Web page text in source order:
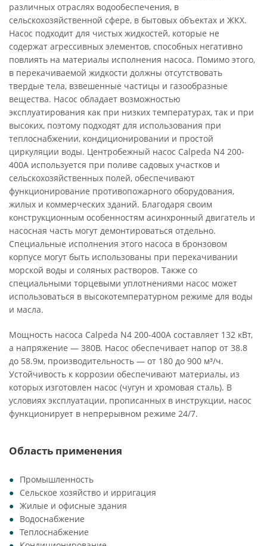
различных отраслях водообеспечения, в
сельскохозяйственной сфере, в бытовых объектах и ЖКХ.
Насос подходит для чистых жидкостей, которые не
содержат агрессивных элементов, способных негативно
повлиять на материалы исполнения насоса. Помимо этого,
в перекачиваемой жидкости должны отсутствовать
твердые тела, взвешенные частицы и газообразные
вещества. Насос обладает возможностью
эксплуатирования как при низких температурах, так и при
высоких, поэтому подходят для использования при
теплоснабжении, кондиционировании и простой
циркуляции воды. Центробежный насос Calpeda N4 200-
400A используется при поливе садовых участков и
сельскохозяйственных полей, обеспечивают
функционирование противопожарного оборудования,
жилых и коммерческих зданий. Благодаря своим
конструкционным особенностям асинхронный двигатель и
насосная часть могут демонтироваться отдельно.
Специальные исполнения этого насоса в бронзовом
корпусе могут быть использованы при перекачивании
морской воды и соляных растворов. Также со
специальными торцевыми уплотнениями насос может
использоваться в высокотемпературном режиме для воды
и масла.
Мощность насоса Calpeda N4 200-400A составляет 132 кВт,
а напряжение — 380В. Насос обеспечивает напор от 38.8
до 58.9м, производительность — от 180 до 900 м³/ч.
Устойчивость к коррозии обеспечивают материалы, из
которых изготовлен насос (чугун и хромовая сталь). В
условиях эксплуатации, прописанных в инструкции, насос
функционирует в непрерывном режиме 24/7.
Область применения
Промышленность
Сельское хозяйство и ирригация
Жилые и офисные здания
Водоснабжение
Теплоснабжение